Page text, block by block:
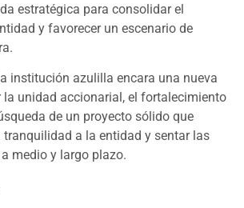
estratégica para consolidar el
y favorecer un escenario de
institución azulilla encara una nueva
unidad accionarial, el fortalecimiento
de un proyecto sólido que
tranquilidad a la entidad y sentar las
medio y largo plazo.